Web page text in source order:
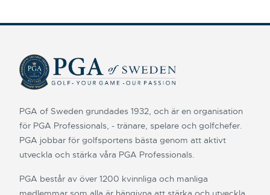
PGA of Sweden grundades 1932, och är en organisation
för PGA Professionals, - tränare, spelare och golfchefer.
PGA jobbar för golfsportens bästa genom att aktivt
utveckla och stärka våra PGA Professionals.
PGA består av över 1200 kvinnliga och manliga